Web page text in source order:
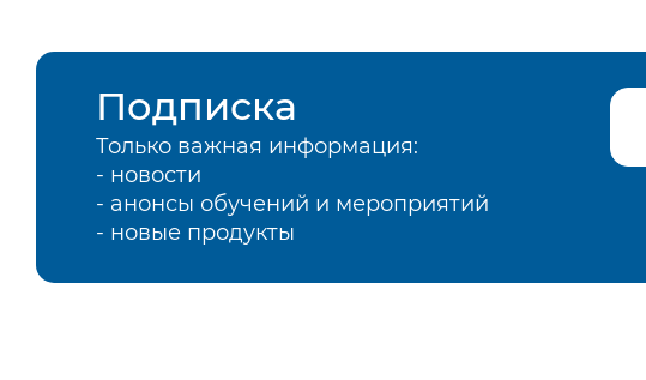
Подписка
Только важная информация:
- новости
- анонсы обучений и мероприятий
- новые продукты